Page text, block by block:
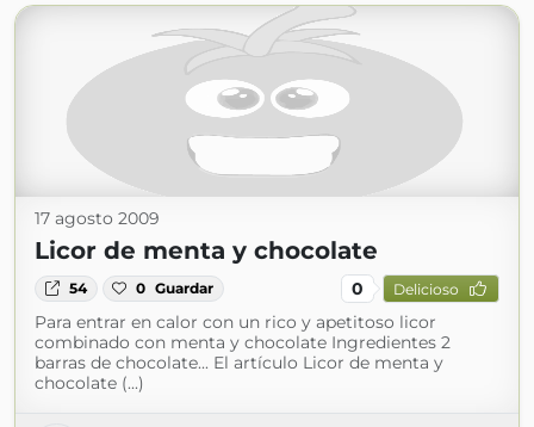
17 agosto 2009
Licor de menta y chocolate
54 0 Guardar 0 Delicioso
Para entrar en calor con un rico y apetitoso licor
combinado con menta y chocolate Ingredientes 2
barras de chocolate... El artículo Licor de menta y
chocolate (...)